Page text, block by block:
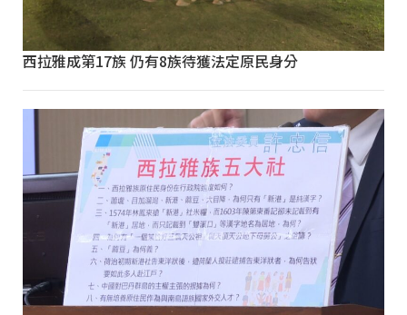
西拉雅成第17族 仍有8族待獲法定原民身分